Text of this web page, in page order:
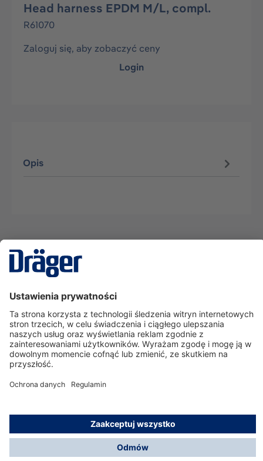
Head harness EPDM M/L, compl.
R61070
Zaloguj się, aby zobaczyć ceny
Login
Opis
Serwisowa linia hotline
O nas
Korzystanie ze sklepu
© Dräger Polska Sp. z o.o., 2025
*Wszystkie ceny bez VAT, na warunkach opisanych w